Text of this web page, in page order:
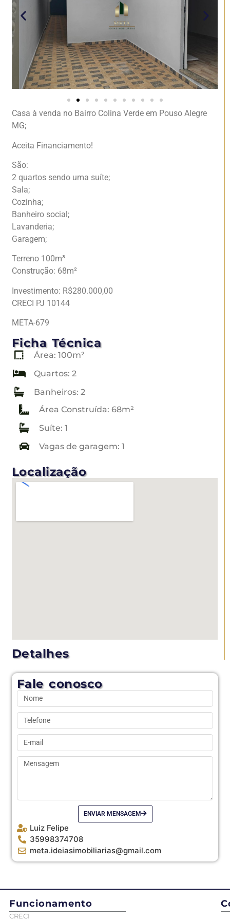
Casa à venda no Bairro Colina Verde em Pouso Alegre
MG;
Aceita Financiamento!
São:
2 quartos sendo uma suíte;
Sala;
Cozinha;
Banheiro social;
Lavanderia;
Garagem;
Terreno 100m³
Construção: 68m²
Investimento: R$280.000,00
CRECI PJ 10144
META-679
Ficha Técnica
Área: 100m²
Quartos: 2
Banheiros: 2
Área Construída: 68m²
Suíte: 1
Vagas de garagem: 1
Localização
Detalhes
Fale conosco
ENVIAR MENSAGEM
Luiz Felipe
35998374708
meta.ideiasimobiliarias@gmail.com
CRECI
Funcionamento